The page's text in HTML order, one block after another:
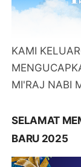
KAMI
MI'RAJ NABI
SELAMAT
BARU 2025